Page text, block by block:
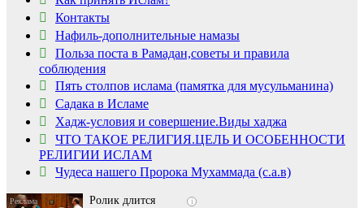
Контакты
Нафиль-дополнительные намазы
Польза поста в Рамадан,советы и правила
соблюдения
Пять столпов ислама (памятка для мусульманина)
Садака в Исламе
Хадж-условия и совершение.Виды хаджа
ЧТО ТАКОЕ РЕЛИГИЯ.ЦЕЛЬ И ОСОБЕННОСТИ
РЕЛИГИИ ИСЛАМ
Чудеса нашего Пророка Мухаммада (с.а.в)
i
Скрытая камера на
пляже Крыма: Что
люди вытворяют, когда
их не видят...
i
Ролик длится